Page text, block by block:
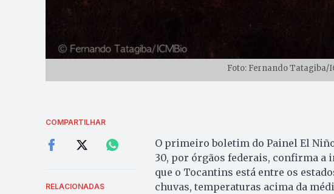
Foto: Fernando Tatagiba/
COMPARTILHAR
RELACIONADAS
O primeiro boletim do Painel El
30, por órgãos federais, confirma a
que o Tocantins está entre os
chuvas, temperaturas acima da